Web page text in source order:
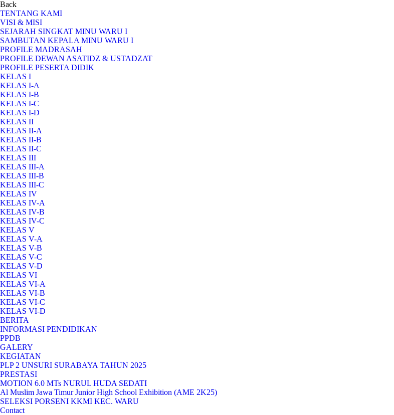
Back
TENTANG KAMI
VISI & MISI
SEJARAH SINGKAT MINU WARU I
SAMBUTAN KEPALA MINU WARU I
PROFILE MADRASAH
PROFILE DEWAN ASATIDZ & USTADZAT
PROFILE PESERTA DIDIK
KELAS I
KELAS I-A
KELAS I-B
KELAS I-C
KELAS I-D
KELAS II
KELAS II-A
KELAS II-B
KELAS II-C
KELAS III
KELAS III-A
KELAS III-B
KELAS III-C
KELAS IV
KELAS IV-A
KELAS IV-B
KELAS IV-C
KELAS V
KELAS V-A
KELAS V-B
KELAS V-C
KELAS V-D
KELAS VI
KELAS VI-A
KELAS VI-B
KELAS VI-C
KELAS VI-D
BERITA
INFORMASI PENDIDIKAN
PPDB
GALERY
KEGIATAN
PLP 2 UNSURI SURABAYA TAHUN 2025
PRESTASI
MOTION 6.0 MTs NURUL HUDA SEDATI
Al Muslim Jawa Timur Junior High School Exhibition (AME 2K25)
SELEKSI PORSENI KKMI KEC. WARU
Contact